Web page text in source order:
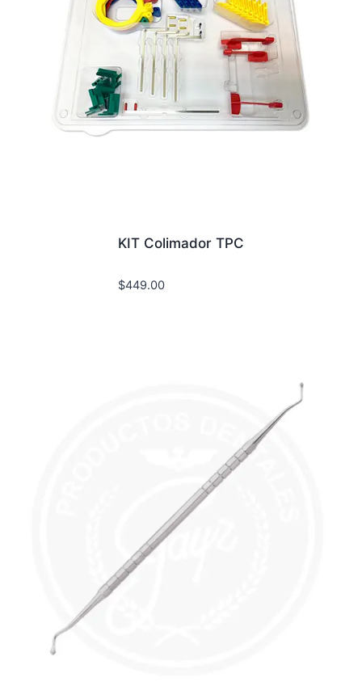
KIT Colimador TPC
$449.00